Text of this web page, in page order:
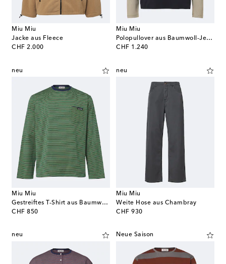
Miu Miu
Jacke aus Fleece
CHF 2.000
original price
Miu Miu
Polopullover aus Baumwoll-Jersey
CHF 1.240
original price
neu
Miu Miu
Gestreiftes T-Shirt aus Baumwolle
CHF 850
original price
neu
Miu Miu
Weite Hose aus Chambray
CHF 930
original price
neu Neue Saison